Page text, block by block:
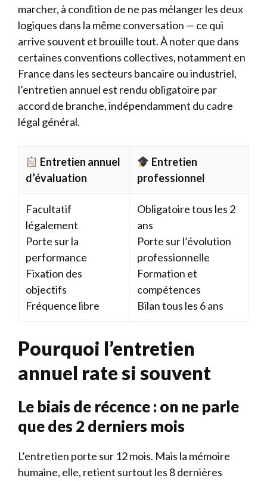
marcher, à condition de ne pas mélanger les deux
logiques dans la même conversation — ce qui
arrive souvent et brouille tout. À noter que dans
certaines conventions collectives, notamment en
France dans les secteurs bancaire ou industriel,
l’entretien annuel est rendu obligatoire par
accord de branche, indépendamment du cadre
légal général.
Entretien annuel
d’évaluation
Entretien
professionnel
Facultatif
légalement
Porte sur la
performance
Fixation des
objectifs
Fréquence libre
Obligatoire tous les 2
ans
Porte sur l’évolution
professionnelle
Formation et
compétences
Bilan tous les 6 ans
Pourquoi l’entretien
annuel rate si souvent
Le biais de récence : on ne parle
que des 2 derniers mois
L’entretien porte sur 12 mois. Mais la mémoire
humaine, elle, retient surtout les 8 dernières